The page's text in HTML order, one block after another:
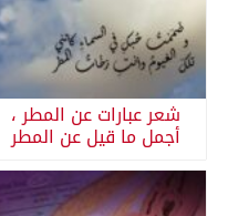
شعر عبارات عن المطر ،
أجمل ما قيل عن المطر